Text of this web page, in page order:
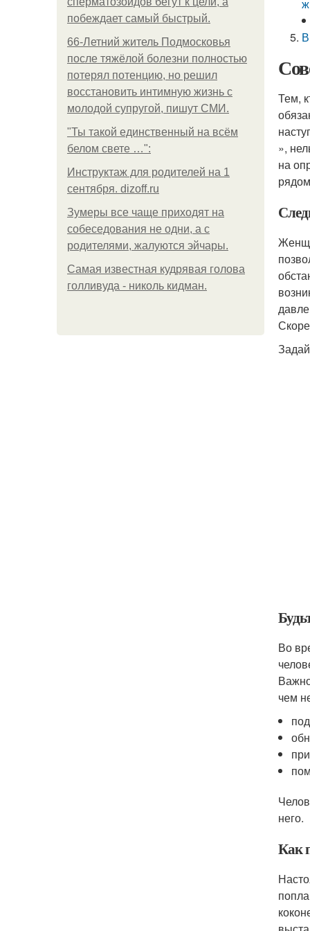
побеждает самый быстрый.
66-Летний житель Подмосковья
после тяжёлой болезни полностью
потерял потенцию, но решил
восстановить интимную жизнь с
молодой супругой, пишут СМИ.
"Ты такой единственный на всём
белом свете …":
Инструктаж для родителей на 1
сентября. dizoff.ru
Зумеры все чаще приходят на
собеседования не одни, а с
родителями, жалуются эйчары.
Самая известная кудрявая голова
голливуда - николь кидман.
Тем,
»,
на
Во
чем
него.
Как